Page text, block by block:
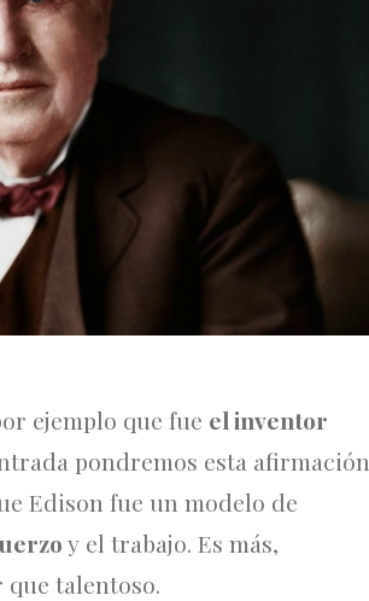
ejemplo que fue el inventor
pondremos esta afirmación
Edison fue un modelo de
y el trabajo. Es más,
talentoso.